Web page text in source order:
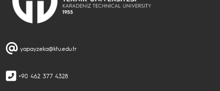
yapayzeka@ktu.edu.tr
+90 462 377 4328